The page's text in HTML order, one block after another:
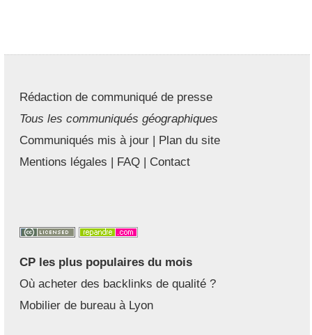
Rédaction de communiqué de presse
Tous les communiqués géographiques
Communiqués mis à jour | Plan du site
Mentions légales | FAQ | Contact
CP les plus populaires du mois
Où acheter des backlinks de qualité ?
Mobilier de bureau à Lyon